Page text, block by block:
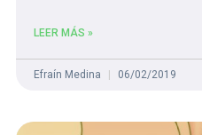
LEER MÁS »
Efraín Medina 06/02/2019